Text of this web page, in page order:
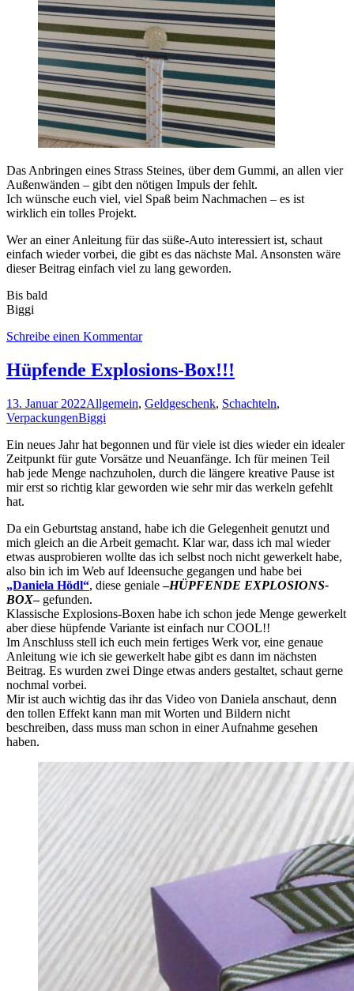
Das Anbringen eines Strass Steines, über dem Gummi, an allen vier
Außenwänden – gibt den nötigen Impuls der fehlt.
Ich wünsche euch viel, viel Spaß beim Nachmachen – es ist
wirklich ein tolles Projekt.
Wer an einer Anleitung für das süße-Auto interessiert ist, schaut
einfach wieder vorbei, die gibt es das nächste Mal. Ansonsten wäre
dieser Beitrag einfach viel zu lang geworden.
Bis bald
Biggi
Schreibe einen Kommentar
Hüpfende Explosions-Box!!!
13. Januar 2022Allgemein, Geldgeschenk, Schachteln,
VerpackungenBiggi
Ein neues Jahr hat begonnen und für viele ist dies wieder ein idealer
Zeitpunkt für gute Vorsätze und Neuanfänge. Ich für meinen Teil
hab jede Menge nachzuholen, durch die längere kreative Pause ist
mir erst so richtig klar geworden wie sehr mir das werkeln gefehlt
hat.
Da ein Geburtstag anstand, habe ich die Gelegenheit genutzt und
mich gleich an die Arbeit gemacht. Klar war, dass ich mal wieder
etwas ausprobieren wollte das ich selbst noch nicht gewerkelt habe,
also bin ich im Web auf Ideensuche gegangen und habe bei
„Daniela Hödl“, diese geniale–HÜPFENDE EXPLOSIONS-
BOX– gefunden.
Klassische Explosions-Boxen habe ich schon jede Menge gewerkelt
aber diese hüpfende Variante ist einfach nur COOL!!
Im Anschluss stell ich euch mein fertiges Werk vor, eine genaue
Anleitung wie ich sie gewerkelt habe gibt es dann im nächsten
Beitrag. Es wurden zwei Dinge etwas anders gestaltet, schaut gerne
nochmal vorbei.
Mir ist auch wichtig das ihr das Video von Daniela anschaut, denn
den tollen Effekt kann man mit Worten und Bildern nicht
beschreiben, dass muss man schon in einer Aufnahme gesehen
haben.